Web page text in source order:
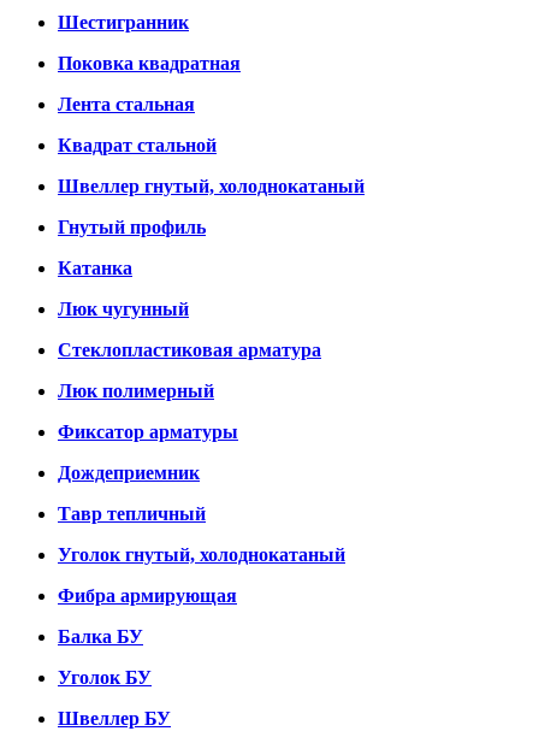
Шестигранник
Поковка квадратная
Лента стальная
Квадрат стальной
Швеллер гнутый, холоднокатаный
Гнутый профиль
Катанка
Люк чугунный
Стеклопластиковая арматура
Люк полимерный
Фиксатор арматуры
Дождеприемник
Тавр тепличный
Уголок гнутый, холоднокатаный
Фибра армирующая
Балка БУ
Уголок БУ
Швеллер БУ